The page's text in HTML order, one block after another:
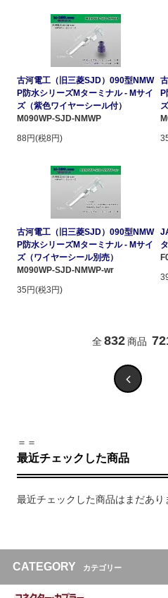
古河電工（旧三菱SJD）090型NMW
P防水シリーズMターミナル - Mサイ
ズ（紫色ワイヤーシール付）
M090WP-SJD-NMWP
88円(税8円)
P
古河電工（旧三菱SJD）090型NMW
P防水シリーズMターミナル - Mサイ
ズ（ワイヤーシール別売）
M090WP-SJD-NMWP-wr
35円(税3円)
全 832 商品
＝＝
最近チェックした商品
最近チェックした商品はまだあり
CATEGORY カテゴリー